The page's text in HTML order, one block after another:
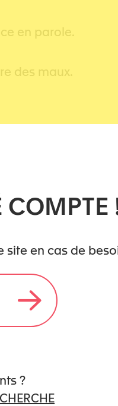
COMPTE
en cas de
?
en parole.
des maux.
lumière :
kämpft,
Apathie,
nicht
will,